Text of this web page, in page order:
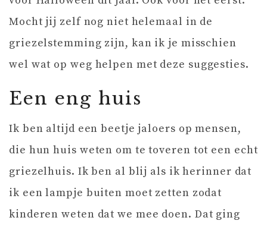
Mocht jij zelf nog niet helemaal in de
griezelstemming zijn, kan ik je misschien
wel wat op weg helpen met deze suggesties.
Een eng huis
Ik ben altijd een beetje jaloers op mensen,
die hun huis weten om te toveren tot een echt
griezelhuis. Ik ben al blij als ik herinner dat
ik een lampje buiten moet zetten zodat
kinderen weten dat we mee doen. Dat ging